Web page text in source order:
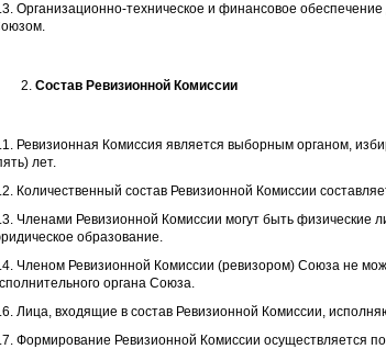
Организационно-техническое и финансовое
Состав Ревизионной Комиссии
Ревизионная Комиссия является выборным органом,
лет.
Количественный состав Ревизионной Комиссии
Членами Ревизионной Комиссии могут быть
образование.
Членом Ревизионной Комиссии (ревизором) Союза не
органа Союза.
Лица, входящие в состав Ревизионной Комиссии,
Формирование Ревизионной Комиссии осуществляется